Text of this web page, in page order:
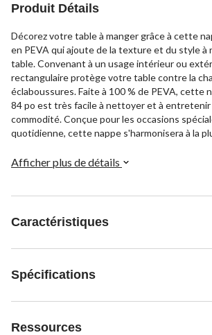
Produit Détails
Décorez votre table à manger grâce à cette
en PEVA qui ajoute de la texture et du style à
table. Convenant à un usage intérieur ou
rectangulaire protège votre table contre la
éclaboussures. Faite à 100 % de PEVA, cette
84 po est très facile à nettoyer et à entretenir
commodité. Conçue pour les occasions
quotidienne, cette nappe s'harmonisera à la
Afficher plus de détails
Caractéristiques
Spécifications
Ressources